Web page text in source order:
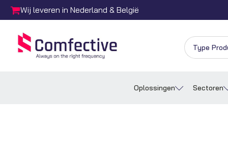
Wij leveren in Nederland & België
Oplossingen Sectoren